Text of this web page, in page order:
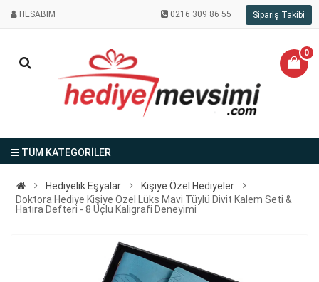
HESABIM 0216 309 86 55 Sipariş Takibi
0
TÜM KATEGORİLER
Hediyelik Eşyalar
Kişiye Özel Hediyeler
Doktora Hediye Kişiye Özel Lüks Mavi Tüylü Divit Kalem Seti &
Hatıra Defteri - 8 Uçlu Kaligrafi Deneyimi